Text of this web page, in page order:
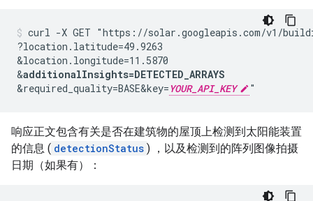
curl -X GET "https://solar.googleapis.com/v1/
?location.latitude=49.9263
&location.longitude=11.5870
&additionalInsights=DETECTED_ARRAYS
&required_quality=BASE&key= YOUR_API_KEY "
响应正文包含有关是否在建筑物的屋顶上检测到太阳能装置
的信息 ( detectionStatus ) ，以及检测到的阵列图像拍摄
日期（如果有）：